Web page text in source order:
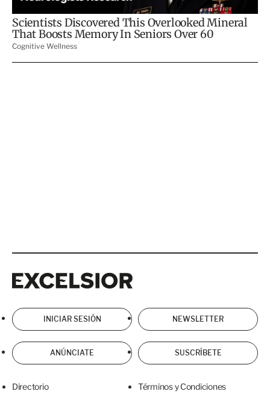
INICIAR SESIÓN NEWSLETTER
ANÚNCIATE SUSCRÍBETE
Directorio Términos y Condiciones